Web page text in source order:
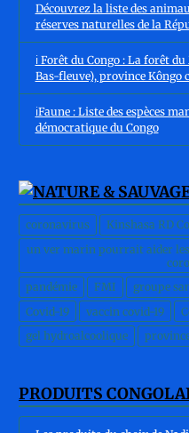
Découvrez la liste des
réserves naturelles de la
ℹ️ Forêt du Congo : La forêt
Bas-fleuve), province Kôngo
ℹ️Faune : Liste des espèces
démocratique du Congo
coronavirus Kinshasa RD
un ver marin pourrait aider
pandémie
FMI groupe
Covid-19
vaccin covid-19
gel hydroalcoolique
PRODUITS